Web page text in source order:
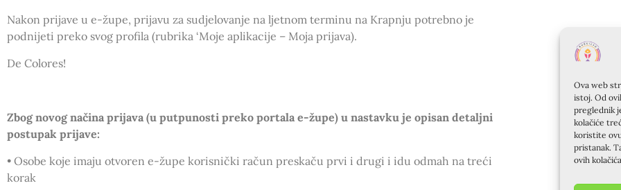
Ova web
istoj. Od
preglednik
kolačiće
koristite
pristanak.
ovih
Nakon prijave u e-župe, prijavu za sudjelovanje na ljetnom terminu na Krapnju potrebno je
podnijeti preko svog profila (rubrika ‘Moje aplikacije – Moja prijava).
De Colores!
Zbog novog načina prijava (u putpunosti preko portala e-župe) u nastavku je opisan detaljni
postupak prijave:
• Osobe koje imaju otvoren e-župe korisnički račun preskaču prvi i drugi i idu odmah na treći
korak